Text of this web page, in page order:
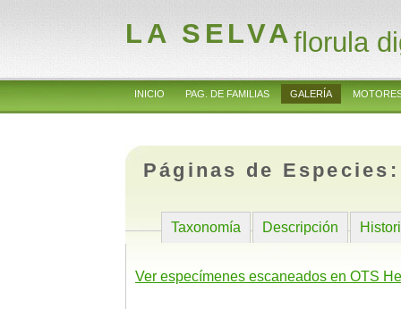
LA SELVAflorula
INICIO PAG. DE FAMILIAS GALERÍA
Páginas de
Taxonomía Descripción
Ver especímenes escaneados en OTS